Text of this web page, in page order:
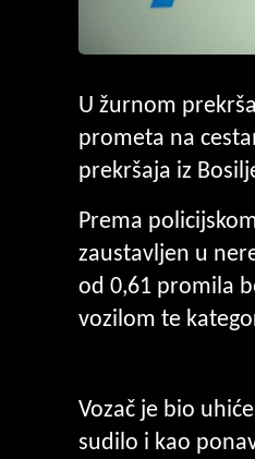
U žurnom
prometa na
prekršaja iz
Prema
zaustavljen u
od 0,61 promila
vozilom te
Vozač je bio
sudilo i kao